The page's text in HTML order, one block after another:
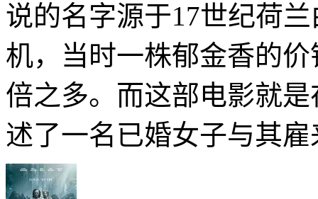
说的名字源于17世纪荷
机，当时一株郁金香的
倍之多。而这部电影就
述了一名已婚女子与其